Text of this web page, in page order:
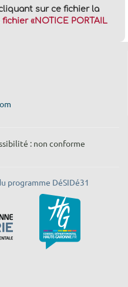
sur ce fichier la
«NOTICE PORTAIL
: non conforme
programme DéSIDé31